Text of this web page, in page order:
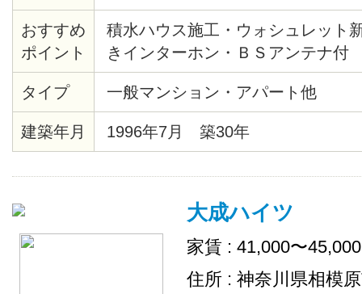
おすすめ
ポイント
積水ハウス施工・ウォシュレット
きインターホン・ＢＳアンテナ付
タイプ 一般マンション・アパート他
建築年月 1996年7月 築30年
大成ハイツ
家賃 : 41,000〜
住所 : 神奈川県相模